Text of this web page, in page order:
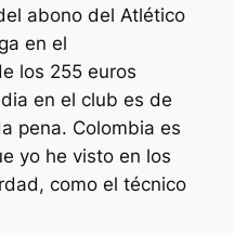
abono del Atlético
en el
los 255 euros
en el club es de
pena. Colombia es
yo he visto en los
como el técnico